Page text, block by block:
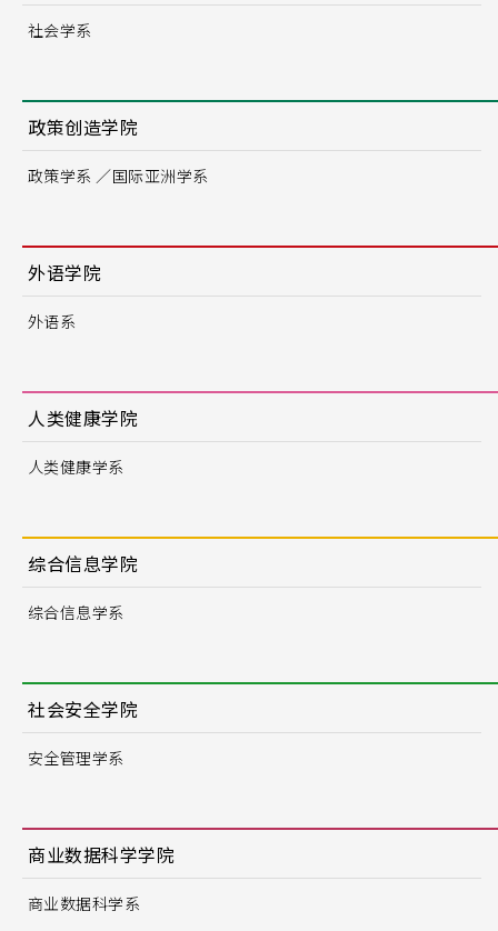
社会学系
政策创造学院
政策学系 ／国际亚洲学系
外语学院
外语系
人类健康学院
人类健康学系
综合信息学院
综合信息学系
社会安全学院
安全管理学系
商业数据科学学院
商业数据科学系